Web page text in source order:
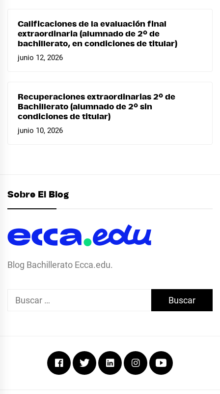
Calificaciones de la evaluación final
extraordinaria (alumnado de 2º de
bachillerato, en condiciones de titular)
junio 12, 2026
Recuperaciones extraordinarias 2º de
Bachillerato (alumnado de 2º sin
condiciones de titular)
junio 10, 2026
Sobre El Blog
Blog Bachillerato Ecca.edu.
Buscar:
FacebookTwitterLinkedinInstagramYoutube